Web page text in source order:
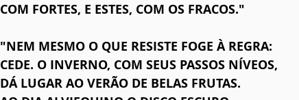
COM FORTES, E ESTES, COM OS FRACOS."
"NEM MESMO O QUE RESISTE FOGE À REGRA:
CEDE. O INVERNO, COM SEUS PASSOS NÍVEOS,
DÁ LUGAR AO VERÃO DE BELAS FRUTAS.